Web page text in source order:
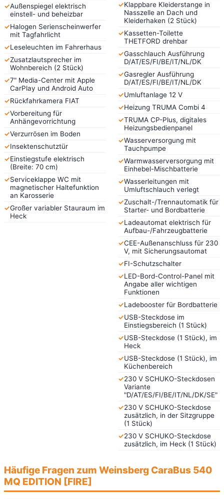
✓Außenspiegel elektrisch
einstell- und beheizbar
✓Halogen Serienscheinwerfer
mit Tagfahrlicht
✓Leseleuchten im Fahrerhaus
✓Zusatzlautsprecher im
Wohnbereich (2 Stück)
✓7" Media-Center mit Apple
CarPlay und Android Auto
✓Rückfahrkamera FIAT
✓Vorbereitung für
Anhängevorrichtung
✓Verzurrösen im Boden
✓Insektenschutztür
✓Einstiegstufe elektrisch
(Breite: 70 cm)
✓Serviceklappe WC mit
magnetischer Haltefunktion
an Karosserie
✓Großer variabler Stauraum im
Heck
✓Klappbare Kleiderstange in
Nasszelle an Dach und
Kleiderhaken (2 Stück)
✓Kassetten-Toilette
THETFORD drehbar
✓Gasschlauch Ausführung
D/AT/ES/FI/BE/IT/NL/DK
✓Gasregler Ausführung
D/AT/ES/FI/BE/IT/NL/DK
✓Umluftanlage 12 V
✓Heizung TRUMA Combi 4
✓TRUMA CP-Plus, digitales
Heizungsbedienpanel
✓Wasserversorgung mit
Tauchpumpe
✓Warmwasserversorgung mit
Einhebel-Mischbatterie
✓Wasserleitungen mit
Umluftschlauch verlegt
✓Zuschalt-/Trennautomatik für
Starter- und Bordbatterie
✓Ladeautomat elektrisch für
Aufbau-/Fahrzeugbatterie
✓CEE-Außenanschluss für 230
V, mit Sicherungsautomat
✓FI-Schutzschalter
✓LED-Bord-Control-Panel mit
Angabe aller wichtigen
Funktionen
✓Ladebooster für Bordbatterie
✓USB-Steckdose im
Einstiegsbereich (1 Stück)
✓USB-Steckdose (1 Stück), im
Heck
✓USB-Steckdose (1 Stück), im
Küchenbereich
✓230 V SCHUKO-Steckdosen
Variante
"D/AT/ES/FI/BE/IT/NL/DK/SE"
✓230 V SCHUKO-Steckdose
zusätzlich, in der Sitzgruppe
(1 Stück)
✓230 V SCHUKO-Steckdose
zusätzlich, im Heck (1 Stück)
Häufige Fragen zum Weinsberg CaraBus 540
MQ EDITION [FIRE]